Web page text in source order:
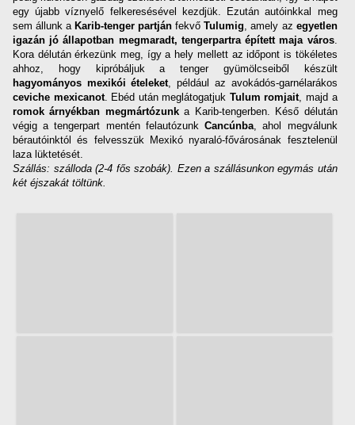
egy újabb víznyelő felkeresésével kezdjük. Ezután autóinkkal meg
sem állunk aKarib-tenger partján fekvőTulumig , amely az egyetlen
igazán jó állapotban megmaradt, tengerpartra épített maja város.
Kora délután érkezünk meg, így a hely mellett az időpont is tökéletes
ahhoz, hogy kipróbáljuk a tenger gyümölcseiből készült
hagyományos mexikói ételeket , például az avokádós-garnélarákos
ceviche mexicanot. Ebéd után meglátogatjuk Tulum romjait , majd a
romok árnyékban megmártózunka Karib-tengerben. Késő délután
végig a tengerpart mentén felautózunkCancúnba , ahol megválunk
bérautóinktól és felvesszük Mexikó nyaraló-fővárosának fesztelenül
laza lüktetését.
Szállás: szálloda (2-4 fős szobák). Ezen a szállásunkon egymás után
két éjszakát töltünk.